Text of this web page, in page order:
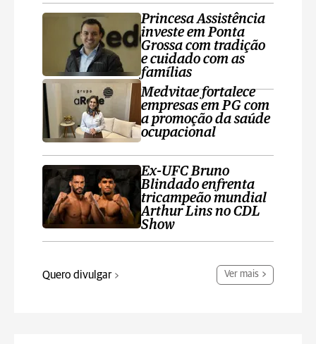
Princesa Assistência
investe em Ponta
Grossa com tradição
e cuidado com as
famílias
Medvitae fortalece
empresas em PG com
a promoção da saúde
ocupacional
Ex-UFC Bruno
Blindado enfrenta
tricampeão mundial
Arthur Lins no CDL
Show
Quero divulgar Ver mais